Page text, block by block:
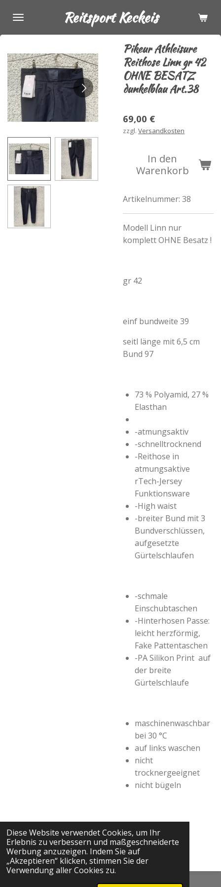
Diese Website verwendet Cookies, um Ihr
Erlebnis zu verbessern und maßgeschneiderte
Werbung anzuzeigen. Indem Sie auf
„Akzeptieren“ klicken, stimmen Sie der
Verwendung aller Cookies zu.
Hauptinhalt
springen
Reitsport Keckeis
Pikeur Athleisure
Reithose Linn gr 42
OHNE BESATZ
dunkelblau Art.38
69,00 €
zzgl. Versandkosten
In den
Warenkorb
Artikelnummer: 38
Modell Linn nur
komplett OHNE Besatz !
gr 42
einf bundweite 39
seitl länge mit 6,5 cm
Bund 97
73 % Polyamid, 27 %
Elasthan
-atmungsaktiv
-schnelltrocknend
-Reithose in
atmungsaktive
rTech-Jersey
Funktionsware
-High waist
-breiter Bund mit 3
Bundverschlüssen,
aufgesetzte
Gürtelschlaufen
-schmale
Einschubtaschen
-Hinterhosen Passe:
leicht herzförmig,
Fake Pattentaschen
-PA Silikon Print auf
der breite
Gürtelschlaufe
maschinenwaschbar
bei 30 °C
auf links waschen
nicht
trocknergeeignet
nicht bügeln
© 2024 - 2026 Reitsport Keckeis